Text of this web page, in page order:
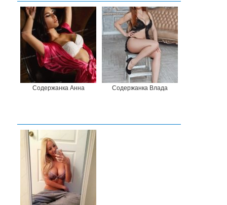
Содержанка Анна Содержанка Влада